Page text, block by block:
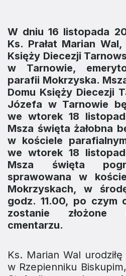
W dniu 16 listopada
Ks. Prałat Marian
Księży Diecezji
w Tarnowie,
parafii Mokrzyska.
Domu Księży Diecezji
Józefa w Tarnowie
we wtorek 18
Msza święta żałobna
w kościele
we wtorek 18
Msza święta
sprawowana w
Mokrzyskach, w
godz. 11.00, po czym
zostanie złożone
cmentarzu.
Ks. Marian Wal
w Rzepienniku